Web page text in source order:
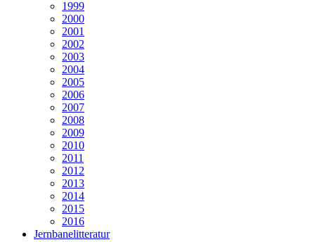
1999
2000
2001
2002
2003
2004
2005
2006
2007
2008
2009
2010
2011
2012
2013
2014
2015
2016
Jernbanelitteratur